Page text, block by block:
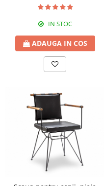
IN STOC
ADAUGA IN COS